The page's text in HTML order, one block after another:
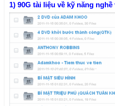
1) 90G tài liệu về kỹ năng